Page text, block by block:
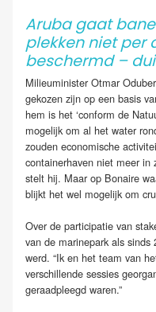
Aruba gaat
plekken niet per
beschermd –
Milieuminister Otmar
gekozen zijn op een basis
hem is het ‘conform de
mogelijk om al het water
zouden economische
containerhaven niet meer in
stelt hij. Maar op Bonaire
blijkt het wel mogelijk om
Over de participatie van
van de marinepark als
werd. “Ik en het team van
verschillende sessies
geraadpleegd waren.”